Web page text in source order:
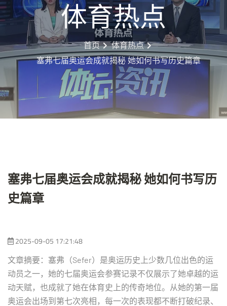
体育热点
首页
体育热点
塞弗七届奥运会成就揭秘 她如何书写历史篇章
塞弗七届奥运会成就揭秘 她如何书写历
史篇章
2025-09-05 17:21:48
文章摘要：塞弗（Sefer）是奥运历史上少数几位出色的运
动员之一，她的七届奥运会参赛记录不仅展示了她卓越的运
动天赋，也成就了她在体育史上的传奇地位。从她的第一届
奥运会出场到第七次亮相，每一次的表现都不断打破纪录、